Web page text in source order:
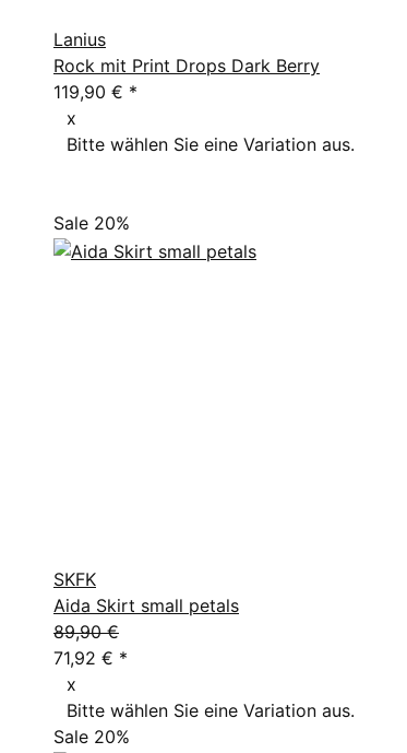
Lanius
Rock mit Print Drops Dark Berry
119,90 € *
x
Bitte wählen Sie eine Variation aus.
Sale 20%
SKFK
Aida Skirt small petals
89,90 €
71,92 € *
x
Bitte wählen Sie eine Variation aus.
Sale 20%